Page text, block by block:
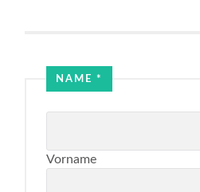
NAME*
Vorname